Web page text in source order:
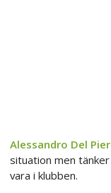
Alessandro Del
situation men
vara i klubben.